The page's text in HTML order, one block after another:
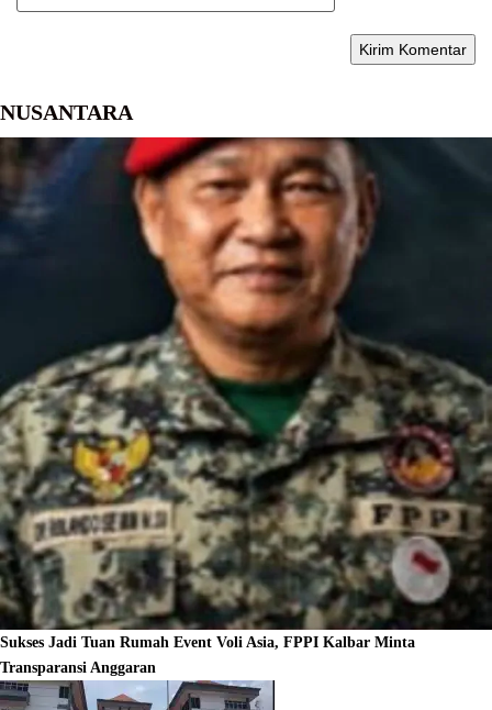
NUSANTARA
Sukses Jadi Tuan Rumah Event Voli Asia, FPPI Kalbar Minta
Transparansi Anggaran